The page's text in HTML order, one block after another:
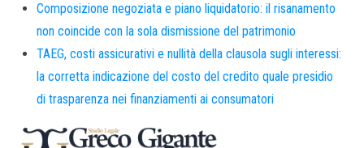
Composizione negoziata e piano liquidatorio: il risanamento
non coincide con la sola dismissione del patrimonio
TAEG, costi assicurativi e nullità della clausola sugli interessi:
la corretta indicazione del costo del credito quale presidio
di trasparenza nei finanziamenti ai consumatori